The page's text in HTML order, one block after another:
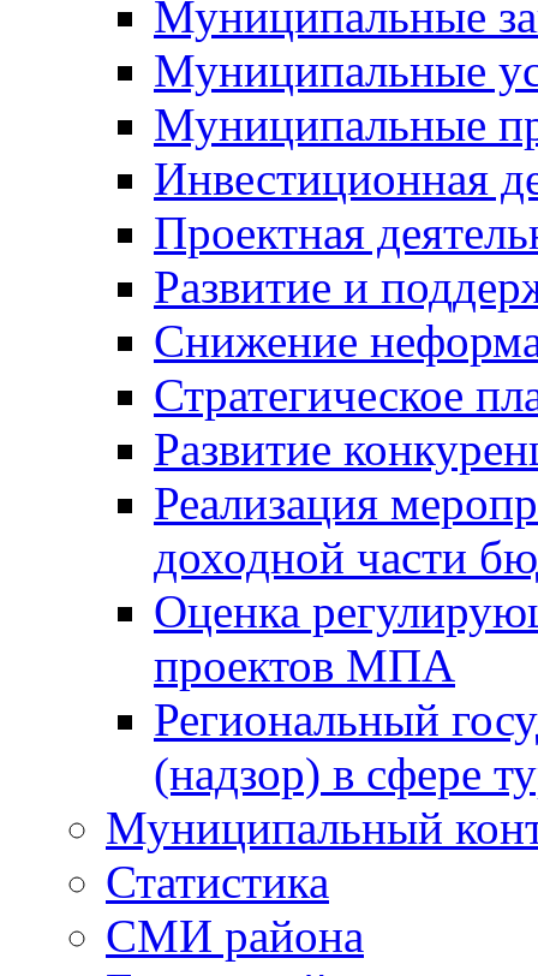
Муниципальные
Муниципальные
Муниципальные
Инвестиционная
Проектная
Развитие и
Снижение
Стратегическое
Развитие
Реализация
доходной части
Оценка
проектов МПА
Региональный
(надзор) в сфере
Муниципальный
Статистика
СМИ района